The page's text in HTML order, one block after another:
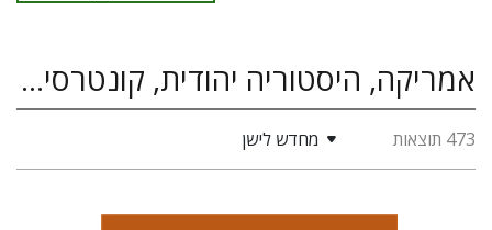
אמריקה, היסטוריה יהודית, קונטרסים – מקורות ומחקרים
473 תוצאות מחדש לישן